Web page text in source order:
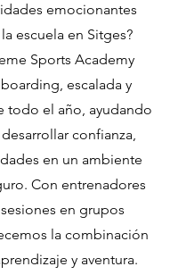
emocionantes
escuela en Sitges?
Sports Academy
escalada y
todo el año, ayudando
confianza,
en un ambiente
Con entrenadores
en grupos
la combinación
y aventura.